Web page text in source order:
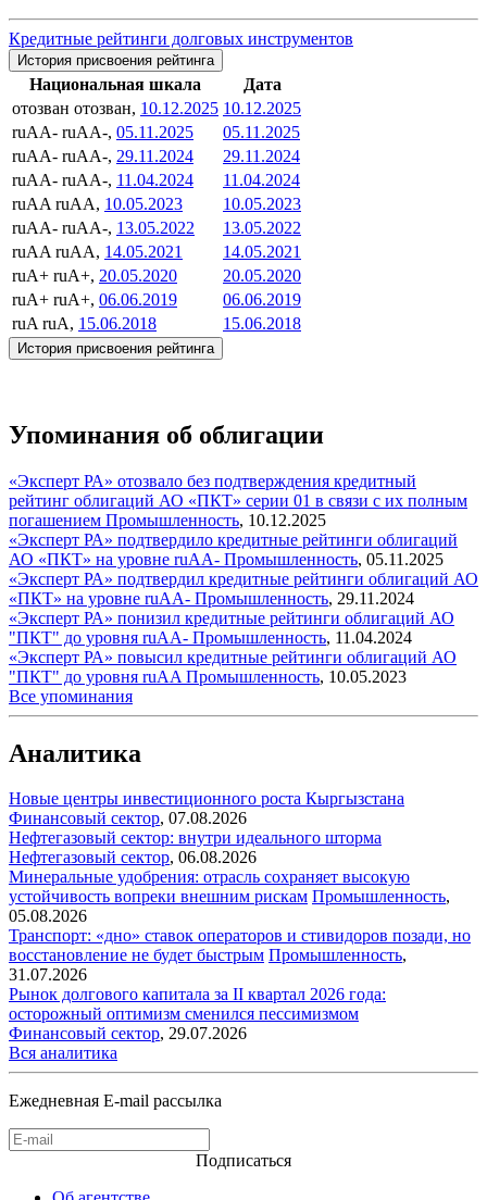
Кредитные рейтинги долговых инструментов
История присвоения рейтинга
Национальная шкала
Дата
отозван отозван, 10.12.2025 10.12.2025
ruAA- ruAA-, 05.11.2025
05.11.2025
ruAA- ruAA-, 29.11.2024
29.11.2024
ruAA- ruAA-, 11.04.2024
11.04.2024
ruAA ruAA, 10.05.2023
10.05.2023
ruAA- ruAA-, 13.05.2022
13.05.2022
ruAA ruAA, 14.05.2021
14.05.2021
ruA+ ruA+, 20.05.2020
20.05.2020
ruA+ ruA+, 06.06.2019
06.06.2019
ruA ruA, 15.06.2018 15.06.2018
История присвоения рейтинга
Упоминания об облигации
«Эксперт РА» отозвало без подтверждения кредитный
рейтинг облигаций АО «ПКТ» серии 01 в связи с их полным
погашением Промышленность, 10.12.2025
«Эксперт РА» подтвердило кредитные рейтинги облигаций
АО «ПКТ» на уровне ruAA- Промышленность, 05.11.2025
«Эксперт РА» подтвердил кредитные рейтинги облигаций АО
«ПКТ» на уровне ruAA- Промышленность, 29.11.2024
«Эксперт РА» понизил кредитные рейтинги облигаций АО
"ПКТ" до уровня ruAA- Промышленность, 11.04.2024
«Эксперт РА» повысил кредитные рейтинги облигаций АО
"ПКТ" до уровня ruAA Промышленность, 10.05.2023
Все упоминания
Аналитика
Новые центры инвестиционного роста Кыргызстана
Финансовый сектор, 07.08.2026
Нефтегазовый сектор: внутри идеального шторма
Нефтегазовый сектор, 06.08.2026
Минеральные удобрения: отрасль сохраняет высокую
устойчивость вопреки внешним рискам Промышленность,
05.08.2026
Транспорт: «дно» ставок операторов и стивидоров позади, но
восстановление не будет быстрым Промышленность,
31.07.2026
Рынок долгового капитала за II квартал 2026 года:
осторожный оптимизм сменился пессимизмом
Финансовый сектор, 29.07.2026
Вся аналитика
Ежедневная E-mail рассылка
Подписаться